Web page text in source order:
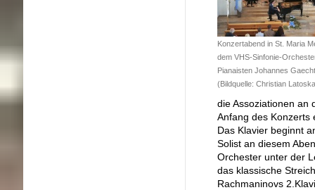
Konzertabend in St. Maria
dem VHS-Sinfonie-
Pianaisten Johannes
(Bildquelle: Christian
die Assoziationen an
Anfang des Konzerts
Das Klavier beginnt
Solist an diesem
Orchester unter der
das klassische
Rachmaninovs